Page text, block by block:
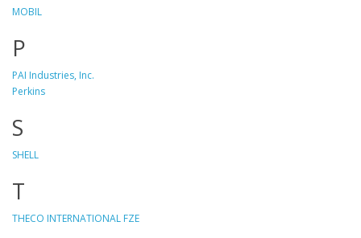
MOBIL
P
PAI Industries, Inc.
Perkins
S
SHELL
T
THECO INTERNATIONAL FZE